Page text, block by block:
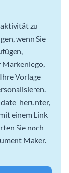
zu
wenn Sie
Markenlogo,
Vorlage
herunter,
einem Link
Sie noch
Maker.